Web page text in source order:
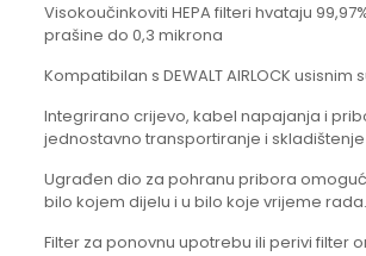
Visokoučinkoviti HEPA filteri hvataju
prašine do 0,3 mikrona
Kompatibilan s DEWALT AIRLOCK usisnim
Integrirano crijevo, kabel napajanja i
jednostavno transportiranje i skladištenje
Ugrađen dio za pohranu pribora
bilo kojem dijelu i u bilo koje vrijeme rada.
Filter za ponovnu upotrebu ili perivi filter